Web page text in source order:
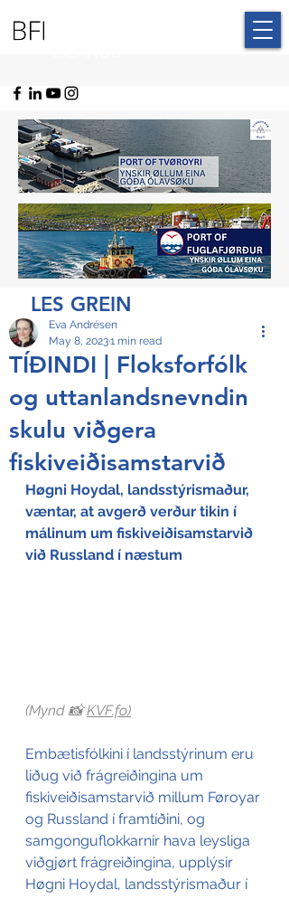
LES GREIN
TÍÐINDI | Floksforfólk
og uttanlandsnevndin
skulu viðgera
fiskiveiðisamstarvið
Eva Andrésen
May 8, 20231 min read
Høgni Hoydal, landsstýrismaður,
væntar, at avgerð verður tikin í
málinum um fiskiveiðisamstarvið
við Russland í næstum
(Mynd 📸 KVF.fo)
Embætisfólkini í landsstýrinum eru
liðug við frágreiðingina um
fiskiveiðisamstarvið millum Føroyar
og Russland í framtíðini, og
samgonguflokkarnir hava leysliga
viðgjørt frágreiðingina, upplýsir
Høgni Hoydal, landsstýrismaður í